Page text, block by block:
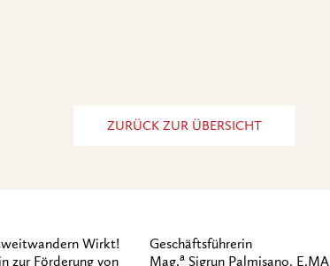
ZURÜCK ZUR ÜBERSICHT
Wirkt!
zur Förderung von
Geschäftsführerin
Mag.a Sigrun Palmisano, E.MA